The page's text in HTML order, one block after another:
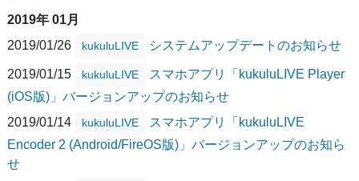
2019年 01月
2019/01/26
kukuluLIVE システムアップデートのお知らせ
2019/01/15 kukuluLIVE
スマホアプリ「kukuluLIVE Player
(iOS版)」バージョンアップのお知らせ
2019/01/14
kukuluLIVE
スマホアプリ「kukuluLIVE
Encoder 2 (Android/FireOS版)」バージョンアップのお知ら
せ